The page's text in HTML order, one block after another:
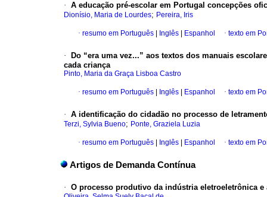
· A educação pré-escolar em Portugal concepções
Dionísio, Maria de Lourdes; Pereira, Iris
· resumo em Português Inglês Espanhol · texto em
·
Do “era uma vez...” aos textos dos manuais
cada criança
Pinto, Maria da Graça Lisboa Castro
· resumo em Português Inglês Espanhol · texto em
· A identificação do cidadão no processo de
Terzi, Sylvia Bueno; Ponte, Graziela Luzia
· resumo em Português Inglês Espanhol · texto em
Artigos de Demanda Contínua
· O processo produtivo da indústria eletroeletrônica